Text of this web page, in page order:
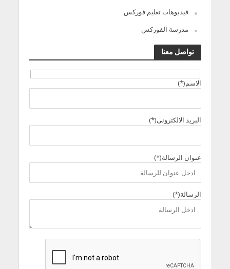
فيديوهات تعليم فوركس
مدرسة الفوركس
تواصل معنا
الاسم(*)
البريد الالكترونى(*)
عنوان الرسالة(*)
الرسالة(*)